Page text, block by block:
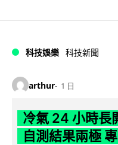
科技娛樂 科技新聞
arthur 1 日
冷氣 24 小時長
自測結果兩極